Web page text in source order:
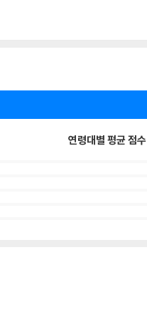
연령대별 평균 점수